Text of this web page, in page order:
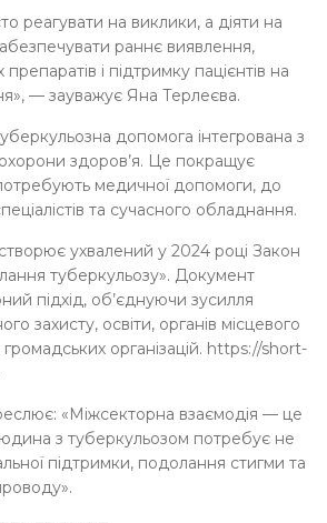
реагувати на виклики, а діяти на
раннє виявлення,
і підтримку пацієнтів на
— зауважує Яна Терлеєва.
допомога інтегрована з
здоров’я. Це покращує
медичної допомоги, до
та сучасного обладнання.
ухвалений у 2024 році Закон
туберкульозу». Документ
підхід, об’єднуючи зусилля
захисту, освіти, органів місцевого
організацій. https://short-
«Міжсекторна взаємодія — це
з туберкульозом потребує не
підтримки, подолання стигми та